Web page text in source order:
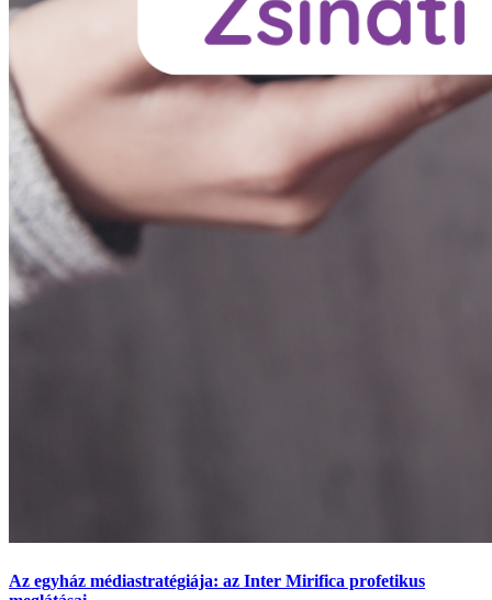
Az egyház médiastratégiája: az Inter Mirifica profetikus